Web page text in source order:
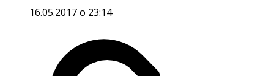
16.05.2017 o 23:14